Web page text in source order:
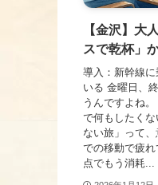
【金沢】大
スで乾杯」
導入：新幹線
いる 金曜日、
うんですよね
で何もしたく
ない旅」って
での移動で疲
点でもう消耗...